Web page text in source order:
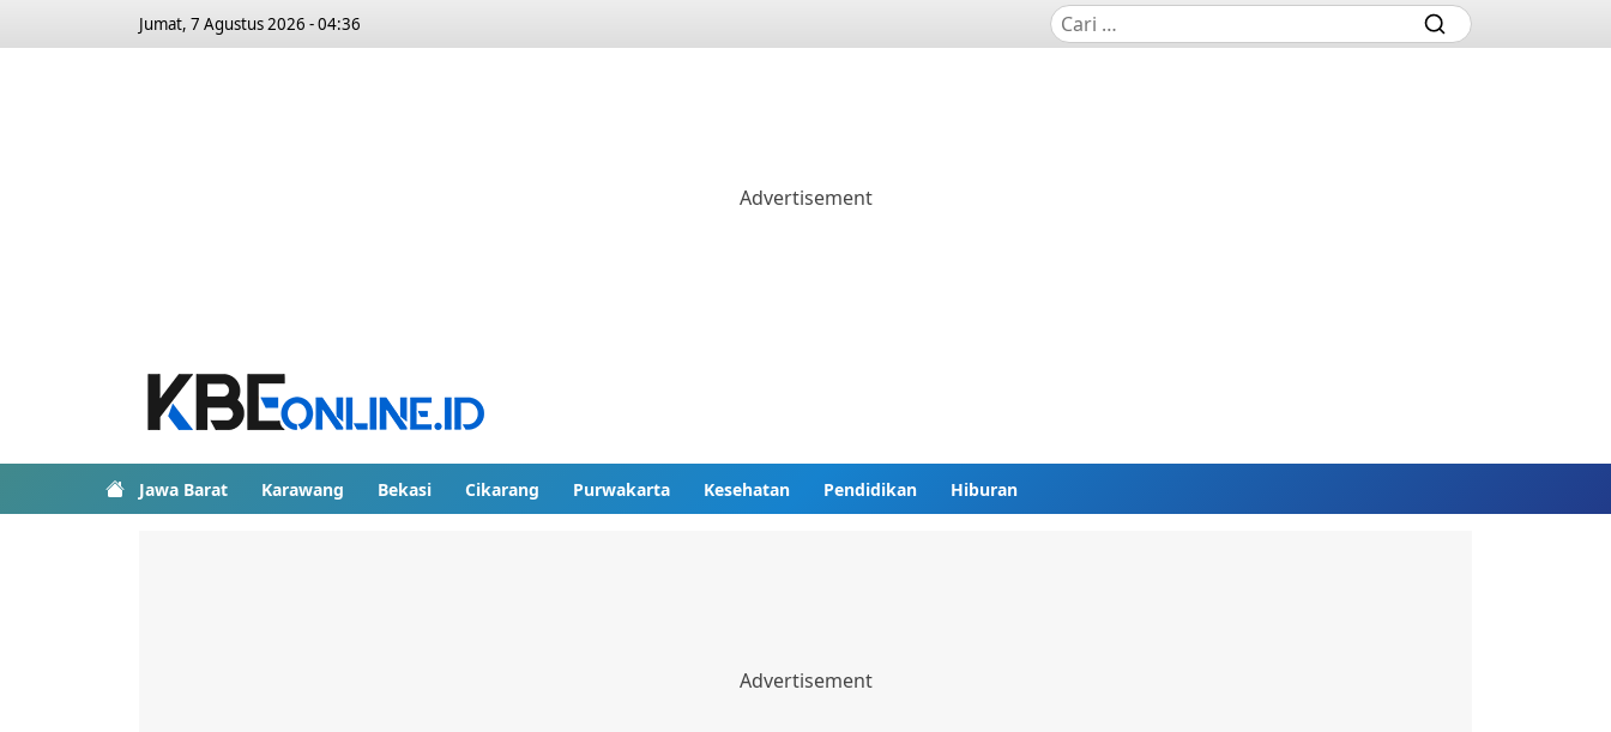
Jumat, 7 Agustus 2026 - 04:36
Jawa Barat Karawang Bekasi Cikarang Purwakarta Kesehatan Pendidikan Hiburan